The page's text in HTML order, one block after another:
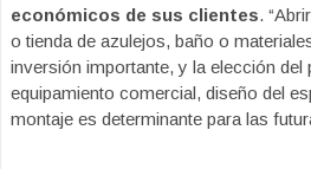
económicos de sus clientes.
o tienda de azulejos, baño o
inversión importante, y la elección del
equipamiento comercial, diseño del
montaje es determinante para las